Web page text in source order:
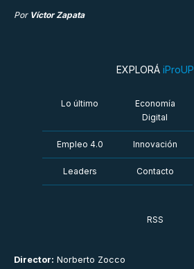
Por Víctor Zapata
Director: Norberto Zocco
EXPLORÁ iProUP
Lo último
Economía
Digital
Empleo 4.0 Innovación
Leaders Contacto
RSS